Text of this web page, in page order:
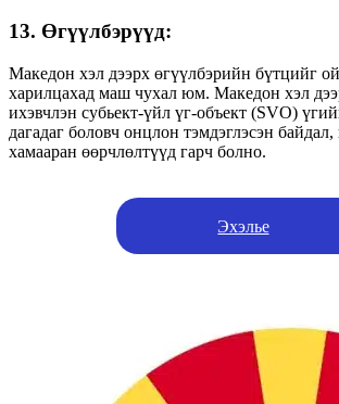
13. Өгүүлбэрүүд:
Македон хэл дээрх өгүүлбэрийн бүтцийг
харилцахад маш чухал юм. Македон хэл
ихэвчлэн субьект-үйл үг-объект (SVO)
дагадаг боловч онцлон тэмдэглэсэн байдал,
хамааран өөрчлөлтүүд гарч болно.
Эхэлье